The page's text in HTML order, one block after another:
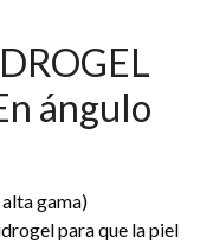
ángulo
gama)
para que la piel